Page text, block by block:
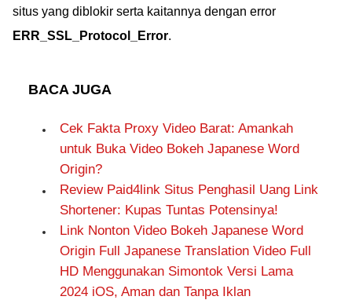
situs yang diblokir serta kaitannya dengan error
ERR_SSL_Protocol_Error.
BACA JUGA
Cek Fakta Proxy Video Barat: Amankah
untuk Buka Video Bokeh Japanese Word
Origin?
Review Paid4link Situs Penghasil Uang Link
Shortener: Kupas Tuntas Potensinya!
Link Nonton Video Bokeh Japanese Word
Origin Full Japanese Translation Video Full
HD Menggunakan Simontok Versi Lama
2024 iOS, Aman dan Tanpa Iklan